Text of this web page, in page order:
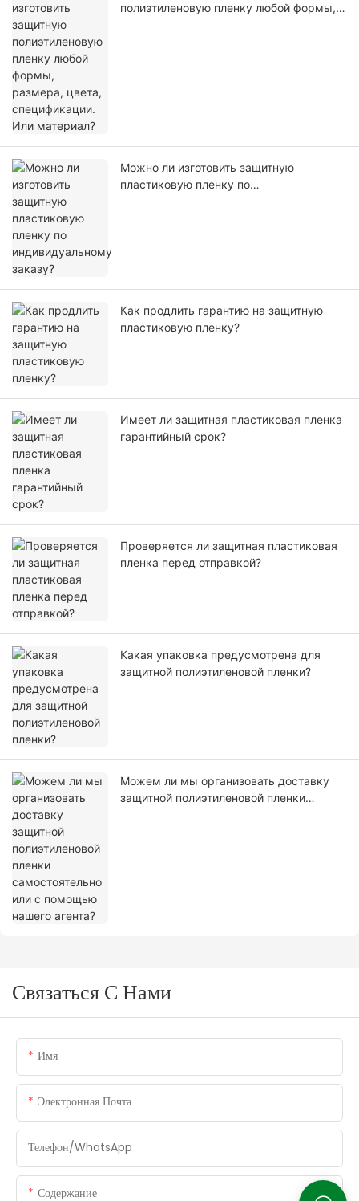
полиэтиленовую пленку любой формы,
Можно ли изготовить защитную
пластиковую пленку по
Как продлить гарантию на защитную
пластиковую пленку?
Имеет ли защитная пластиковая пленка
гарантийный срок?
Проверяется ли защитная пластиковая
пленка перед отправкой?
Какая упаковка предусмотрена для
защитной полиэтиленовой пленки?
Можем ли мы организовать доставку
защитной полиэтиленовой пленки
Связаться С Нами
Имя
Электронная Почта
Телефон/WhatsApp
Содержание